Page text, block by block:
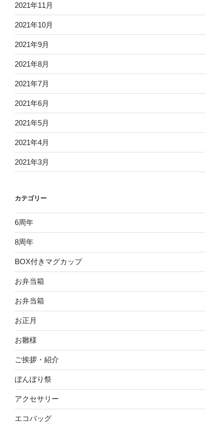
2021年11月
2021年10月
2021年9月
2021年8月
2021年7月
2021年6月
2021年5月
2021年4月
2021年3月
カテゴリー
6周年
8周年
BOX付きマグカップ
お弁当箱
お弁当箱
お正月
お雛様
ご挨拶・紹介
ぼんぼり祭
アクセサリー
エコバッグ